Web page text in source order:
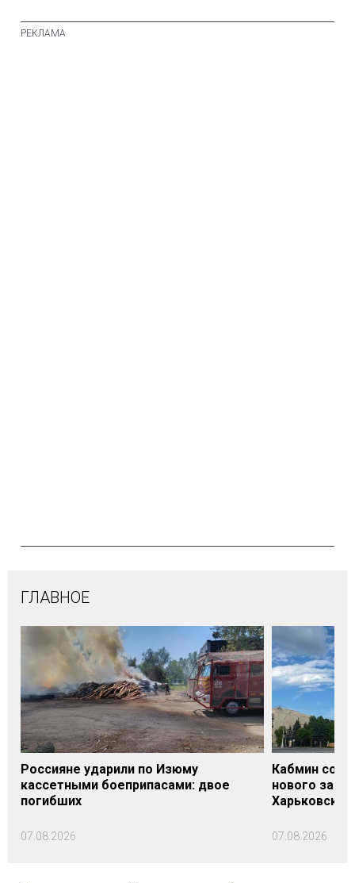
ГЛАВНОЕ
Россияне ударили по Изюму
кассетными боеприпасами: двое
погибших
07.08.2026
Кабмин
нового
07.08.2026